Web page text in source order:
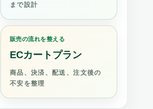
まで設計
販売の流れを整える
ECカートプラン
商品、決済、配送、注文後の
不安を整理